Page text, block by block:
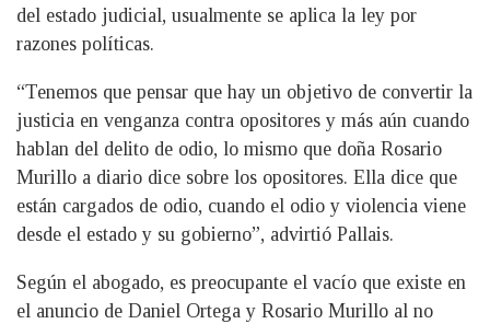
del estado judicial, usualmente se aplica la ley por
razones políticas.
“Tenemos que pensar que hay un objetivo de convertir la
justicia en venganza contra opositores y más aún cuando
hablan del delito de odio, lo mismo que doña Rosario
Murillo a diario dice sobre los opositores. Ella dice que
están cargados de odio, cuando el odio y violencia viene
desde el estado y su gobierno”, advirtió Pallais.
Según el abogado, es preocupante el vacío que existe en
el anuncio de Daniel Ortega y Rosario Murillo al no